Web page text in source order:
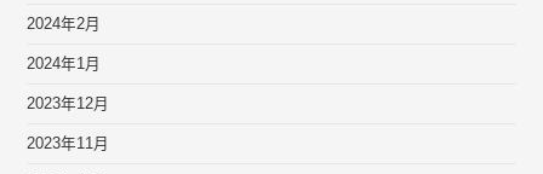
2024年2月
2024年1月
2023年12月
2023年11月